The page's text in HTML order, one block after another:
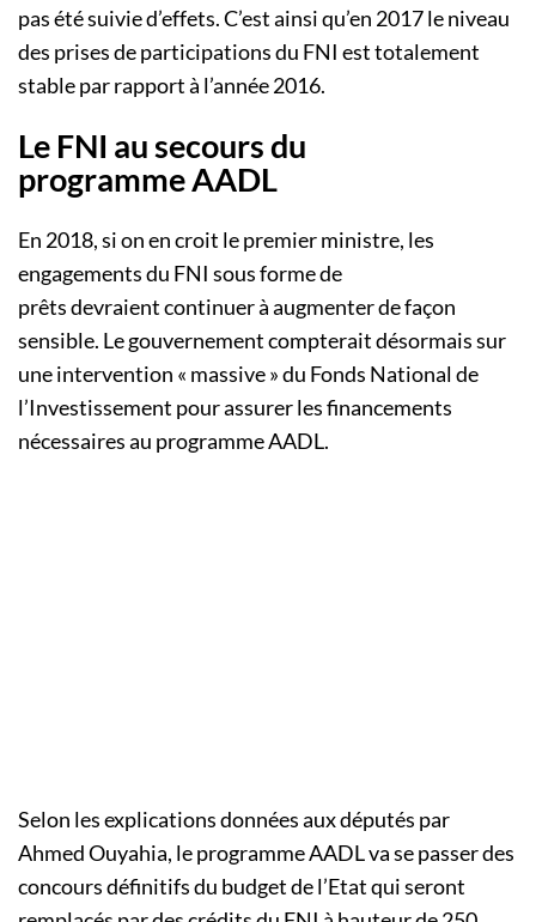
pas étésuivied’effets.C’est ainsi qu’en 2017 le niveau
des prises departicipationsdu FNI est totalement
stable par rapport à l’année 2016.
Le FNI au secours du
programmeAADL
En 2018, si on en croit le premier ministre, les
engagements du FNI sous forme de
prêtsdevraientcontinuer à augmenter de façon
sensible. Le gouvernement compterait désormais sur
une intervention « massive » du Fonds National de
l’Investissement pour assurer les financements
nécessaires au programmeAADL.
Selon les explications données aux députés par
AhmedOuyahia, le programmeAADLva se passer des
concours définitifs du budget de l’Etat qui seront